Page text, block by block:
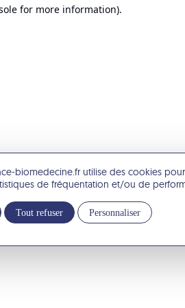
biomedecine.fr utilise des cookies
de fréquentation et/ou de
Tout refuser Personnaliser
for more information).